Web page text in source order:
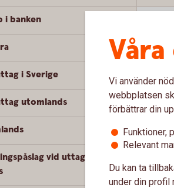
i banken
i Sverige 0 kr
utomlands 0 kr
Ja
vid uttag och köp
Vi använder
webbplatsen
förbättrar din
Funktioner,
Relevant
Du kan ta
under din profil